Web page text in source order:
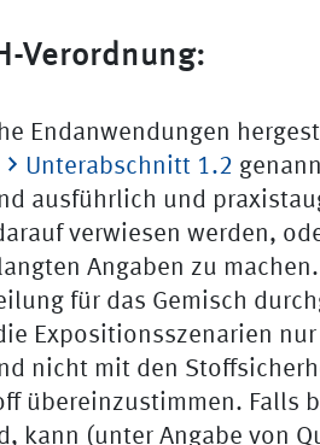
Verordnung:
Endanwendungen
Unterabschnitt 1.2
ausführlich und
verwiesen werden,
Angaben zu
für das Gemisch
Expositionsszenarien
nicht mit den
übereinzustimmen. Falls
kann (unter Angabe von